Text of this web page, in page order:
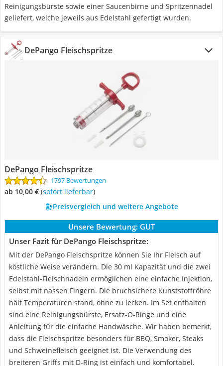
Reinigungsbürste sowie einer Saucenbirne und Spritzennadel
geliefert, welche jeweils aus Edelstahl gefertigt wurden.
DePango Fleischspritze
DePango Fleischspritze
1797 Bewertungen
ab 10,00 € ( Sofort lieferbar)
Preisvergleich und weitere Angebote
Unsere Bewertung: GUT
Unser Fazit für DePango Fleischspritze:
Mit der DePango Fleischspritze können Sie Ihr Fleisch auf
köstliche Weise verändern. Die 30 ml Kapazität und die zwei
Edelstahl-Fleischnadeln ermöglichen eine einfache Injektion,
selbst mit nassen Fingern. Die bruchsichere Kunststoffröhre
hält Temperaturen stand, ohne zu lecken. Im Set enthalten
sind eine Reinigungsbürste, Ersatz-O-Ringe und eine
Anleitung für die einfache Handwäsche. Wir haben bemerkt,
dass die Fleischspritze besonders für BBQ, Smoker, Steaks
und Schweinefleisch geeignet ist. Die Verwendung des
breiteren Griffs mit D-Ring ist einfach und komfortabel.